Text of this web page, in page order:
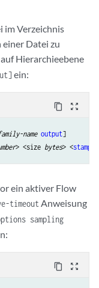
im Verzeichnis
einer Datei zu
Hierarchieebene
ein:
content_copy zoom_out_map
name output
> <size bytes> <stamp
ein aktiver Flow
timeoutAnweisung
sampling
content_copy zoom_out_map